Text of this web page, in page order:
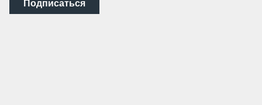
Подписаться